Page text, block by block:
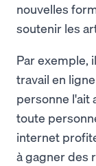
nouvelles
soutenir les
Par exemple,
travail en
personne l'ait
toute
internet
à gagner des